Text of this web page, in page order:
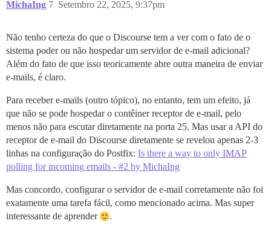
MichaIng Setembro 22, 2025, 9:37pm
7
Não tenho certeza do que o Discourse tem a ver com o fato de o
sistema poder ou não hospedar um servidor de e-mail adicional?
Além do fato de que isso teoricamente abre outra maneira de enviar
e-mails, é claro.
Para receber e-mails (outro tópico), no entanto, tem um efeito, já
que não se pode hospedar o contêiner receptor de e-mail, pelo
menos não para escutar diretamente na porta 25. Mas usar a API do
receptor de e-mail do Discourse diretamente se revelou apenas 2-3
linhas na configuração do Postfix: Is there a way to only IMAP
polling for incoming emails - #2 by MichaIng
Mas concordo, configurar o servidor de e-mail corretamente não foi
exatamente uma tarefa fácil, como mencionado acima. Mas super
interessante de aprender
.